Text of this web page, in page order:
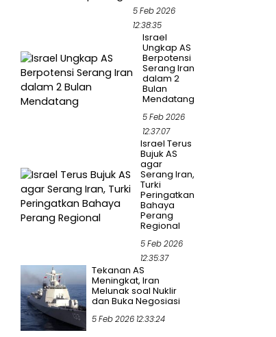
5 Feb 2026
12:38:35
Israel
Ungkap AS
Berpotensi
Serang Iran
dalam 2
Bulan
Mendatang
5 Feb 2026
12:37:07
Israel Terus
Bujuk AS
agar
Serang Iran,
Turki
Peringatkan
Bahaya
Perang
Regional
5 Feb 2026
12:35:37
Tekanan AS
Meningkat, Iran
Melunak soal Nuklir
dan Buka Negosiasi
5 Feb 2026 12:33:24